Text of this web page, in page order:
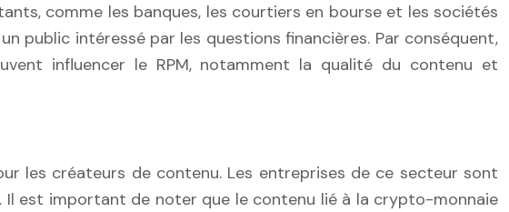
comme les banques, les courtiers en bourse et les sociétés
public intéressé par les questions financières. Par conséquent,
influencer le RPM, notamment la qualité du contenu et
les créateurs de contenu. Les entreprises de ce secteur sont
est important de noter que le contenu lié à la crypto-monnaie